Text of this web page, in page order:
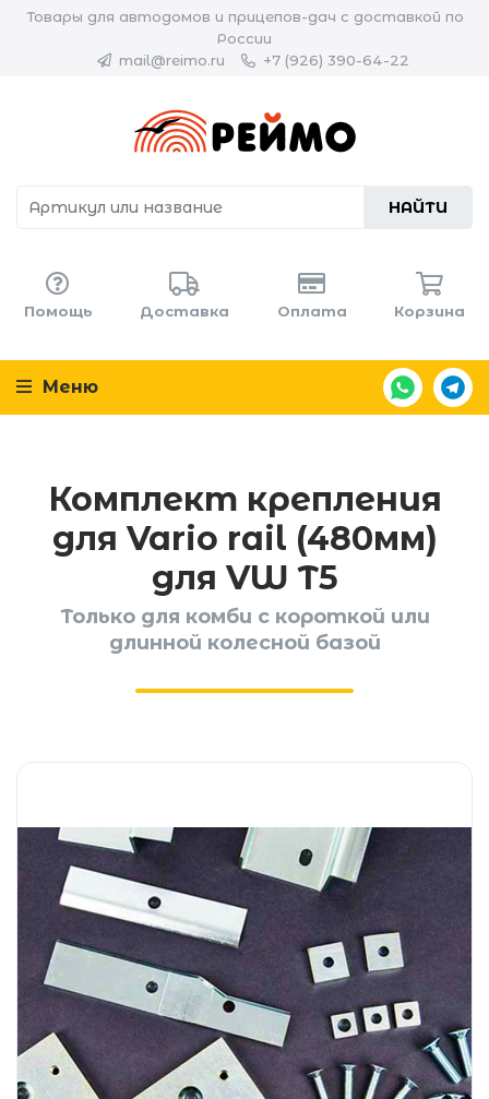
Товары для автодомов и прицепов-дач с доставкой по
России
mail@reimo.ru
+7 (926) 390-64-22
НАЙТИ
Помощь Доставка Оплата Корзина
Меню
Комплект крепления
для Vario rail (480мм)
для VW T5
Только для комби с короткой или
длинной колесной базой